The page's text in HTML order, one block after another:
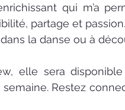
qui m’a
partage et
la danse ou à
Restez